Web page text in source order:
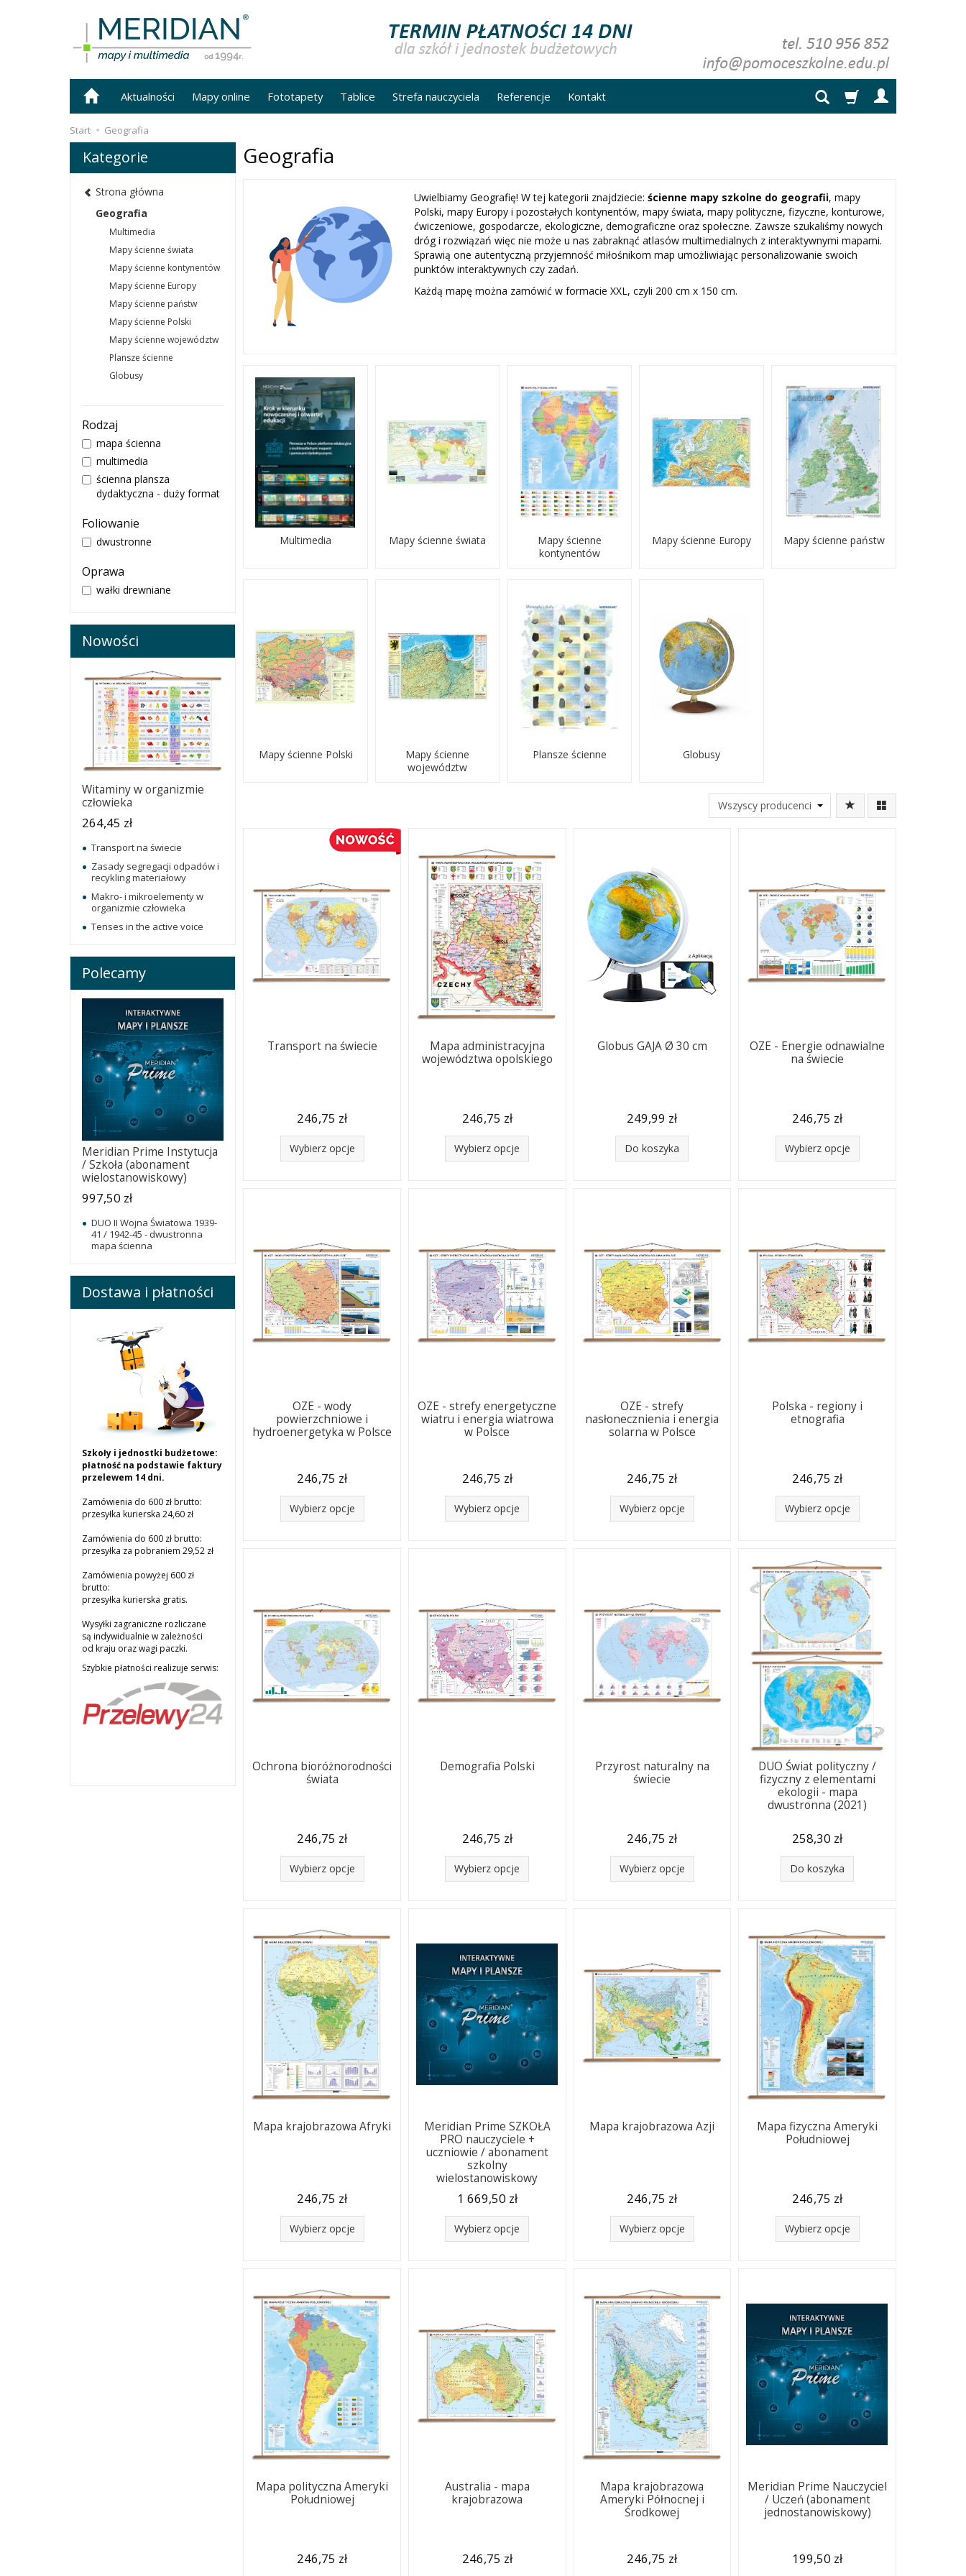
Aktualności Mapy online Fototapety Tablice Strefa nauczyciela Referencje Kontakt
Start Geografia
Geografia
Uwielbiamy Geografię! W tej kategorii znajdziecie: ścienne mapy szkolne do geografii, mapy
Polski, mapy Europy i pozostałych kontynentów, mapy świata, mapy polityczne, fizyczne, konturowe,
ćwiczeniowe, gospodarcze, ekologiczne, demograficzne oraz społeczne. Zawsze szukaliśmy nowych
dróg i rozwiązań więc nie może u nas zabraknąć atlasów multimedialnych z interaktywnymi mapami.
Sprawią one autentyczną przyjemność miłośnikom map umożliwiając personalizowanie swoich
punktów interaktywnych czy zadań.
Każdą mapę można zamówić w formacie XXL, czyli 200 cm x 150 cm.
Multimedia Mapy ścienne świata
Mapy ścienne
kontynentów
Mapy ścienne Europy Mapy ścienne państw
Mapy ścienne Polski
Mapy ścienne
województw
Plansze ścienne Globusy
Transport na świecie
246,75 zł
Wybierz opcje
Mapa administracyjna
województwa opolskiego
246,75 zł
Wybierz opcje
Globus GAJA Ø 30 cm
249,99 zł
Do koszyka
OZE - Energie odnawialne
na świecie
246,75 zł
Wybierz opcje
OZE - wody
powierzchniowe i
hydroenergetyka w Polsce
246,75 zł
Wybierz opcje
OZE - strefy energetyczne
wiatru i energia wiatrowa
w Polsce
246,75 zł
Wybierz opcje
OZE - strefy
nasłonecznienia i energia
solarna w Polsce
246,75 zł
Wybierz opcje
Polska - regiony i
etnografia
246,75 zł
Wybierz opcje
Ochrona bioróżnorodności
świata
246,75 zł
Wybierz opcje
Demografia Polski
246,75 zł
Wybierz opcje
Przyrost naturalny na
świecie
246,75 zł
Wybierz opcje
DUO Świat polityczny /
fizyczny z elementami
ekologii - mapa
dwustronna (2021)
258,30 zł
Do koszyka
Mapa krajobrazowa Afryki
246,75 zł
Wybierz opcje
Meridian Prime SZKOŁA
PRO nauczyciele +
uczniowie / abonament
szkolny
wielostanowiskowy
1 669,50 zł
Wybierz opcje
Mapa krajobrazowa Azji
246,75 zł
Wybierz opcje
Mapa fizyczna Ameryki
Południowej
246,75 zł
Wybierz opcje
Mapa polityczna Ameryki
Południowej
246,75 zł
Australia - mapa
krajobrazowa
246,75 zł
Mapa krajobrazowa
Ameryki Północnej i
Środkowej
246,75 zł
Meridian Prime Nauczyciel
/ Uczeń (abonament
jednostanowiskowy)
199,50 zł
Kategorie
Strona główna
Geografia
Multimedia
Mapy ścienne świata
Mapy ścienne kontynentów
Mapy ścienne Europy
Mapy ścienne państw
Mapy ścienne Polski
Mapy ścienne województw
Plansze ścienne
Globusy
Rodzaj
mapa ścienna
multimedia
ścienna plansza
dydaktyczna - duży format
Foliowanie
dwustronne
Oprawa
wałki drewniane
Nowości
Witaminy w organizmie
człowieka
264,45 zł
Transport na świecie
Zasady segregacji odpadów i
recykling materiałowy
Makro- i mikroelementy w
organizmie człowieka
Tenses in the active voice
Polecamy
Meridian Prime Instytucja
/ Szkoła (abonament
wielostanowiskowy)
997,50 zł
DUO II Wojna Światowa 1939-
41 / 1942-45 - dwustronna
mapa ścienna
Dostawa i płatności
Szkoły i jednostki budżetowe:
płatność na podstawie faktury
przelewem 14 dni.
Zamówienia do 600 zł brutto:
przesyłka kurierska 24,60 zł
Zamówienia do 600 zł brutto:
przesyłka za pobraniem 29,52 zł
Zamówienia powyżej 600 zł
brutto:
przesyłka kurierska gratis.
Wysyłki zagraniczne rozliczane
są indywidualnie w zależności
od kraju oraz wagi paczki.
Szybkie płatności realizuje serwis: